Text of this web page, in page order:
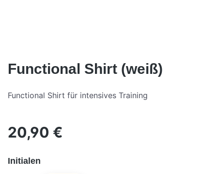
Functional Shirt (weiß)
Functional Shirt für intensives Training
Regulärer Preis:
20,90 €
Initialen